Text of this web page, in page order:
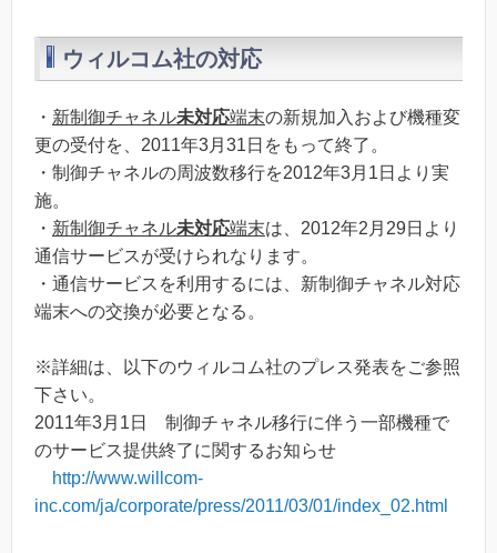
ウィルコム社の対応
・ 新制御チャネル未対応端末の新規加入および機種変
更の受付を、2011年3月31日をもって終了。
・制御チャネルの周波数移行を2012年3月1日より実
施。
・ 新制御チャネル未対応端末は、2012年2月29日より
通信サービスが受けられなります。
・通信サービスを利用するには、新制御チャネル対応
端末への交換が必要となる。
※詳細は、以下のウィルコム社のプレス発表をご参照
下さい。
2011年3月1日 制御チャネル移行に伴う一部機種で
のサービス提供終了に関するお知らせ
http://www.willcom-
inc.com/ja/corporate/press/2011/03/01/index_02.html